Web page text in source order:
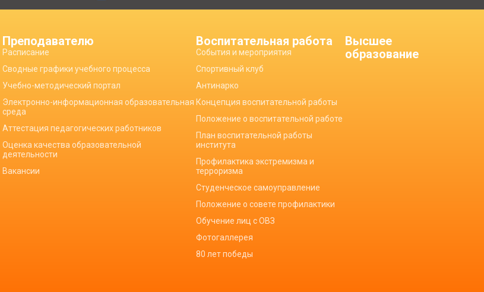
Преподавателю
Расписание
Сводные графики учебного процесса
Учебно-методический портал
Электронно-информационная образовательная
среда
Аттестация педагогических работников
Оценка качества образовательной
деятельности
Вакансии
Воспитательная работа
События и мероприятия
Спортивный клуб
Антинарко
Концепция воспитательной работы
Положение о воспитательной работе
План воспитательной работы
института
Профилактика экстремизма и
терроризма
Студенческое самоуправление
Положение о совете профилактики
Обучение лиц с ОВЗ
Фотогаллерея
80 лет победы
Высшее
образование